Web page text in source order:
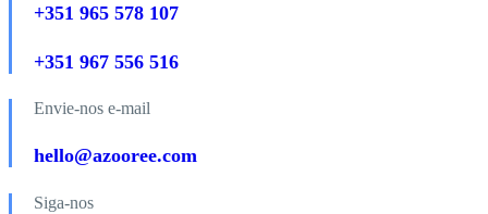
+351 965 578 107
+351 967 556 516
Envie-nos e-mail
hello@azooree.com
Siga-nos